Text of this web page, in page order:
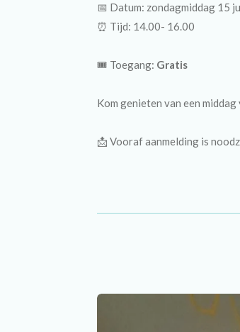
📅 Datum: zondagmiddag 15
⏰ Tijd: 14.00- 16.00
🎟 Toegang: Gratis
Kom genieten van een middag
📩 Vooraf aanmelding is